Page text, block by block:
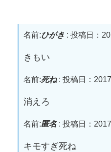
名前:ひがき : 投稿日：
きもい
名前:死ね: 投稿日：
消えろ
名前:匿名: 投稿日：
キモすぎ死ね